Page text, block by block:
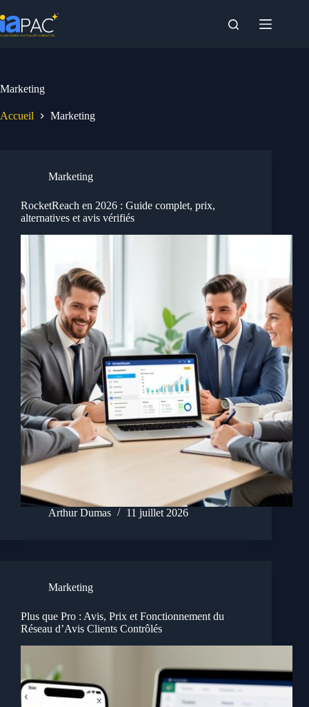
au
contenu
Marketing
Accueil Marketing
Marketing
RocketReach en 2026 : Guide complet, prix,
alternatives et avis vérifiés
Arthur Dumas 11 juillet 2026
Marketing
Plus que Pro : Avis, Prix et Fonctionnement du
Réseau d’Avis Clients Contrôlés